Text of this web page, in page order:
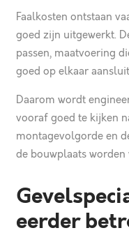
Faalkosten ontstaan
goed zijn uitgewerkt.
passen, maatvoering
goed op elkaar
Daarom wordt
vooraf goed te kijken
montagevolgorde en
de bouwplaats worden
eerder